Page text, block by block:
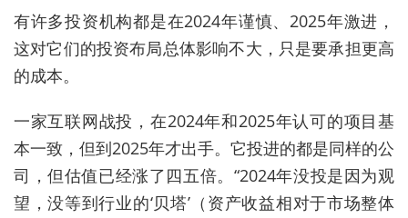
有许多投资机构都是在2024年谨慎、2025年激进，
这对它们的投资布局总体影响不大，只是要承担更高
的成本。
一家互联网战投，在2024年和2025年认可的项目基
本一致，但到2025年才出手。它投进的都是同样的公
司，但估值已经涨了四五倍。“2024年没投是因为观
望，没等到行业的‘贝塔’（ 资产收益相对于市场整体